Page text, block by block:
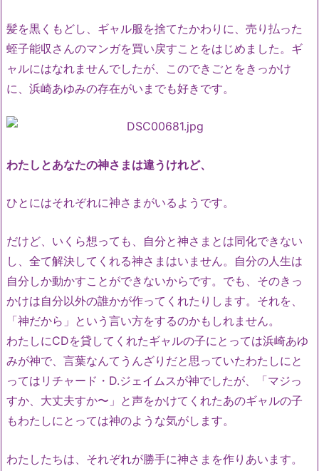
髪を黒くもどし、ギャル服を捨てたかわりに、売り払った
蛭子能収さんのマンガを買い戻すことをはじめました。ギ
ャルにはなれませんでしたが、このできごとをきっかけ
に、浜崎あゆみの存在がいまでも好きです。
わたしとあなたの神さまは違うけれど、
ひとにはそれぞれに神さまがいるようです。
だけど、いくら想っても、自分と神さまとは同化できない
し、全て解決してくれる神さまはいません。自分の人生は
自分しか動かすことができないからです。でも、そのきっ
かけは自分以外の誰かが作ってくれたりします。それを、
「神だから」という言い方をするのかもしれません。
わたしにCDを貸してくれたギャルの子にとっては浜崎あゆ
みが神で、言葉なんてうんざりだと思っていたわたしにと
ってはリチャード・D.ジェイムスが神でしたが、「マジっ
すか、大丈夫すか〜」と声をかけてくれたあのギャルの子
もわたしにとっては神のような気がします。
わたしたちは、それぞれが勝手に神さまを作りあいます。